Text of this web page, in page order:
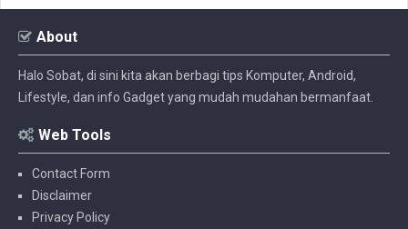
About
Halo Sobat, di sini kita akan berbagi tips Komputer, Android,
Lifestyle, dan info Gadget yang mudah mudahan bermanfaat.
Web Tools
Contact Form
Disclaimer
Privacy Policy